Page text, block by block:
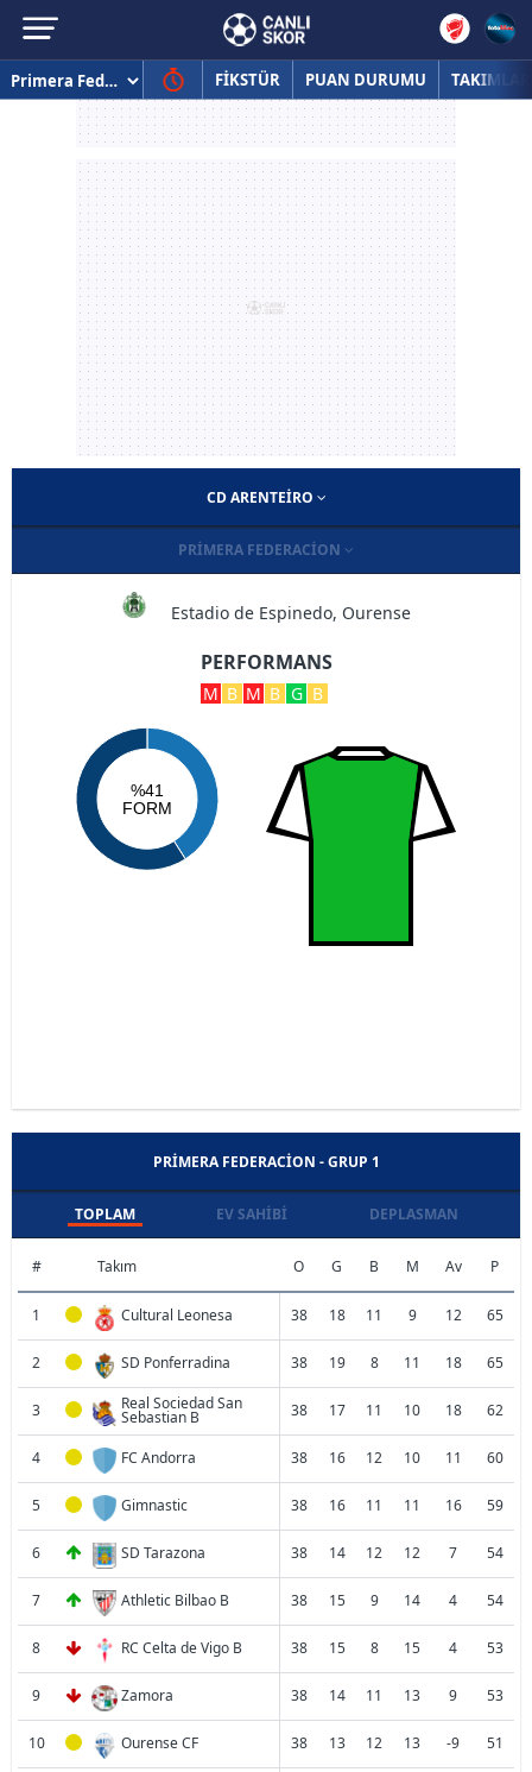
FİKSTÜR PUAN DURUMU TAKIMLAR
CD ARENTEIRO
PRIMERA FEDERACION
Estadio de Espinedo, Ourense
PERFORMANS
M B M B G B
%41
FORM
PRIMERA FEDERACION - GRUP 1
TOPLAM EV SAHIBI DEPLASMAN
# Takım O G B M Av P
1 Cultural Leonesa 38 18 11 9 12 65
2 SD Ponferradina 38 19 8 11 18 65
3 Real Sociedad San
Sebastian B 38 17 11 10 18 62
4 FC Andorra 38 16 12 10 11 60
5 Gimnastic 38 16 11 11 16 59
6 SD Tarazona 38 14 12 12 7 54
7 Athletic Bilbao B 38 15 9 14 4 54
8 RC Celta de Vigo B 38 15 8 15 4 53
9 Zamora 38 14 11 13 9 53
10 Ourense CF 38 13 12 13 -9 51